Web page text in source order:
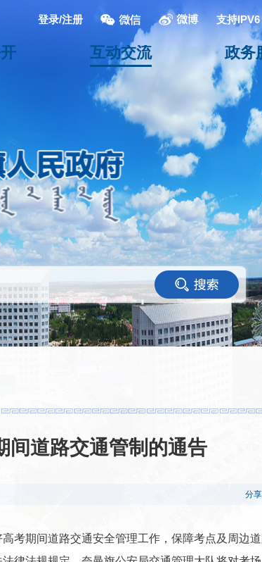
登录/注册 支持IPV6
互动交流 政务
间道路交通管制的通告
分享
考期间道路交通安全管理工作，保障考点及周边